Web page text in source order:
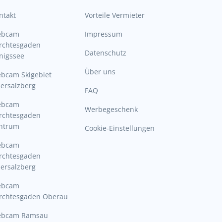
Skigebiet
Oberau
Ramsau
Vorteile Vermieter
Impressum
Datenschutz
Über uns
FAQ
Werbegeschenk
Cookie-Einstellungen